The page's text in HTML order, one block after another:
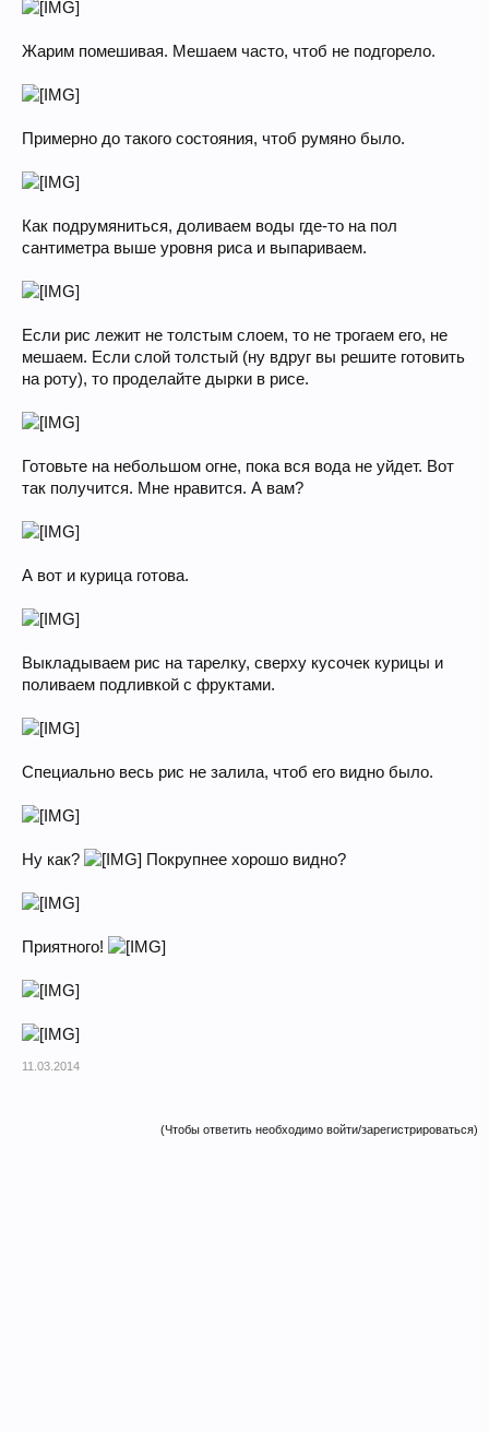
Жарим помешивая. Мешаем часто, чтоб не подгорело.
Примерно до такого состояния, чтоб румяно было.
Как подрумяниться, доливаем воды где-то на пол
сантиметра выше уровня риса и выпариваем.
Если рис лежит не толстым слоем, то не трогаем его, не
мешаем. Если слой толстый (ну вдруг вы решите готовить
на роту), то проделайте дырки в рисе.
Готовьте на небольшом огне, пока вся вода не уйдет. Вот
так получится. Мне нравится. А вам?
А вот и курица готова.
Выкладываем рис на тарелку, сверху кусочек курицы и
поливаем подливкой с фруктами.
Специально весь рис не залила, чтоб его видно было.
Ну как? Покрупнее хорошо видно?
Приятного!
11.03.2014
(Чтобы ответить необходимо войти/зарегистрироваться)